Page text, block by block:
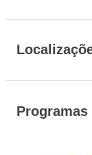
Programas